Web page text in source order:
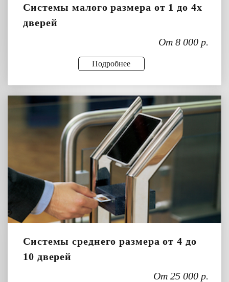
Системы малого размера от 1 до 4х
дверей
От 8 000 р.
Подробнее
Системы среднего размера от 4 до
10 дверей
От 25 000 р.